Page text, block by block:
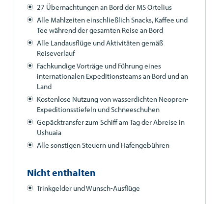
27 Übernachtungen an Bord der MS Ortelius
Alle Mahlzeiten einschließlich Snacks, Kaffee und
Tee während der gesamten Reise an Bord
Alle Landausflüge und Aktivitäten gemäß
Reiseverlauf
Fachkundige Vorträge und Führung eines
internationalen Expeditionsteams an Bord und an
Land
Kostenlose Nutzung von wasserdichten Neopren-
Expeditionsstiefeln und Schneeschuhen
Gepäcktransfer zum Schiff am Tag der Abreise in
Ushuaia
Alle sonstigen Steuern und Hafengebühren
Nicht enthalten
Trinkgelder und Wunsch-Ausflüge